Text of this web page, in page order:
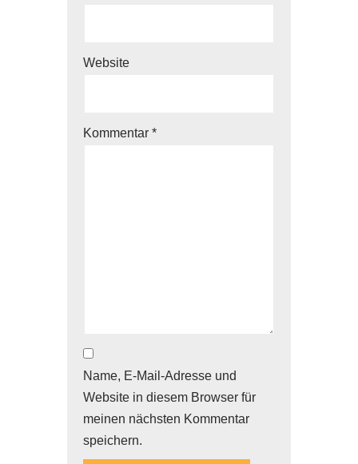
Website
Kommentar *
Name, E-Mail-Adresse und
Website in diesem Browser für
meinen nächsten Kommentar
speichern.